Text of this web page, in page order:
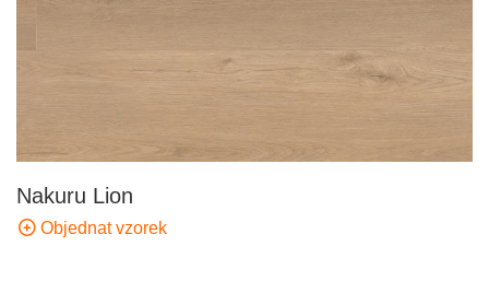
Nakuru Lion
Objednat vzorek